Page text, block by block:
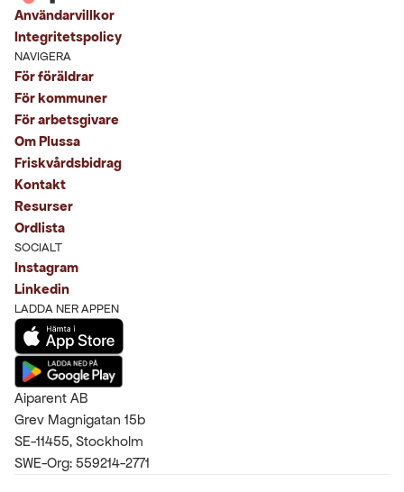
Användarvillkor
Integritetspolicy
NAVIGERA
För föräldrar
För kommuner
För arbetsgivare
Om Plussa
Friskvårdsbidrag
Kontakt
Resurser
Ordlista
SOCIALT
Instagram
Linkedin
LADDA NER APPEN
Aiparent AB
Grev Magnigatan 15b
SE-11455, Stockholm
SWE-Org: 559214-2771